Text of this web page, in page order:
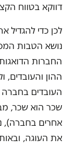
דווקא בטווח
לכן כדי להגדיל
נושא הטבות
החברות הדואגות
ההון והעובדים,
העובדים בחברה
שכר הוא שכר,
אחרים בחברה),
את העוגה,